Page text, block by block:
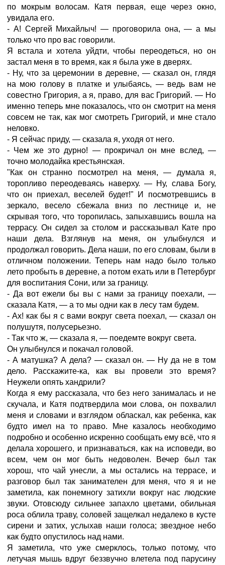
по мокрым волосам. Катя первая, еще через окно,
увидала его.
- А! Сергей Михайлыч! — проговорила она, — а мы
только что про вас говорили.
Я встала и хотела уйдти, чтобы переодеться, но он
застал меня в то время, как я была уже в дверях.
- Ну, что за церемонии в деревне, — сказал он, глядя
на мою голову в платке и улыбаясь, — ведь вам не
совестно Григория, а я, право, для вас Григорий. — Но
именно теперь мне показалось, что он смотрит на меня
совсем не так, как мог смотреть Григорий, и мне стало
неловко.
- Я сейчас приду, — сказала я, уходя от него.
- Чем же это дурно! — прокричал он мне вслед, —
точно молодайка крестьянская.
"Как он странно посмотрел на меня, — думала я,
торопливо переодеваясь наверху. — Ну, слава Богу,
что он приехал, веселей будет!" И посмотревшись в
зеркало, весело сбежала вниз по лестнице и, не
скрывая того, что торопилась, запыхавшись вошла на
террасу. Он сидел за столом и рассказывал Кате про
наши дела. Взглянув на меня, он улыбнулся и
продолжал говорить. Дела наши, по его словам, были в
отличном положении. Теперь нам надо было только
лето пробыть в деревне, а потом ехать или в Петербург
для воспитания Сони, или за границу.
- Да вот ежели бы вы с нами за границу поехали, —
сказала Катя, — а то мы одни как в лесу там будем.
- Ах! как бы я с вами вокруг света поехал, — сказал он
полушутя, полусерьезно.
- Так что ж, — сказала я, — поедемте вокруг света.
Он улыбнулся и покачал головой.
- А матушка? А дела? — сказал он. — Ну да не в том
дело. Расскажите-ка, как вы провели это время?
Неужели опять хандрили?
Когда я ему рассказала, что без него занималась и не
скучала, и Катя подтвердила мои слова, он похвалил
меня и словами и взглядом обласкал, как ребенка, как
будто имел на то право. Мне казалось необходимо
подробно и особенно искренно сообщать ему всё, что я
делала хорошего, и признаваться, как на исповеди, во
всем, чем он мог быть недоволен. Вечер был так
хорош, что чай унесли, а мы остались на террасе, и
разговор был так занимателен для меня, что я и не
заметила, как понемногу затихли вокруг нас людские
звуки. Отовсюду сильнее запахло цветами, обильная
роса облила траву, соловей защелкал недалеко в кусте
сирени и затих, услыхав наши голоса; звездное небо
как будто опустилось над нами.
Я заметила, что уже смерклось, только потому, что
летучая мышь вдруг беззвучно влетела под парусину